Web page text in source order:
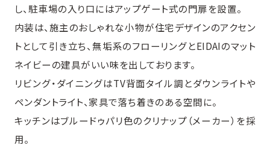
し、駐車場の入り口にはアップゲート式の門扉を設置。
内装は、施主のおしゃれな小物が住宅デザインのアクセン
トとして引き立ち、無垢系のフローリングとEIDAIのマット
ネイビーの建具がいい味を出しております。
リビング・ダイニングはTV背面タイル調とダウンライトや
ペンダントライト、家具で落ち着きのある空間に。
キッチンはブルードゥパリ色のクリナップ（メーカー）を採
用。